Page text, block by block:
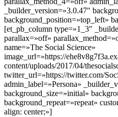
_builder_version=»3.0.47″
background_position=»top_left»
[et_pb_column type=»1_3″
parallax=»off»
name=»The Social Science»
image_url=»https://
content/uploads/2017/04/
twitter_url=»https://twitter.com/
admin_label=»Persona»
background_size=»initial»
background_repeat=»repeat»
align: center;»]